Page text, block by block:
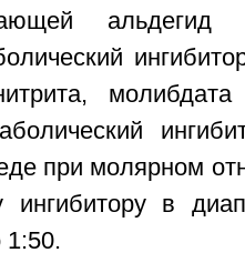
альдегид
при молярном
ингибитору в
1:50.